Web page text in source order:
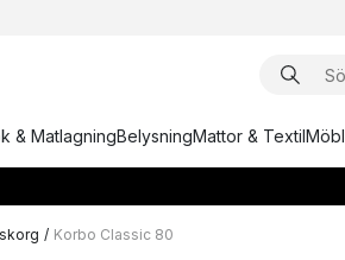
& MatlagningBelysningMattor & Textil
/ Korbo Classic 80